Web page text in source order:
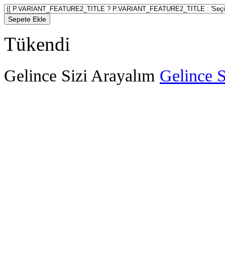
Sepete Ekle
Tükendi
Gelince Sizi Arayalım Gelince